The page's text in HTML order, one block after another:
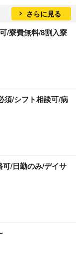
さらに見る
/寮費無料/8割入寮
須/シフト相談可/病
可/日勤のみ/デイサ